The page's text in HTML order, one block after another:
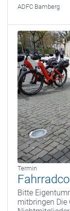
ADFC Bamberg
Termin
Bitte
mitbringen Die